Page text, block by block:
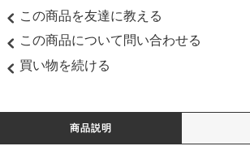
この商品を友達に教える
この商品について問い合わせる
買い物を続ける
商品説明